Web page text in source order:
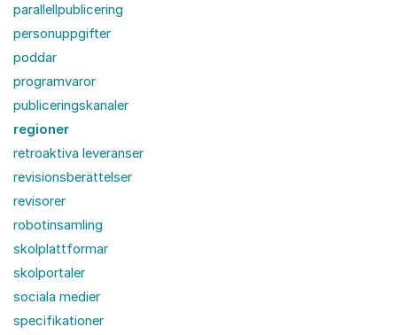
parallellpublicering
personuppgifter
poddar
programvaror
publiceringskanaler
regioner
retroaktiva leveranser
revisionsberättelser
revisorer
robotinsamling
skolplattformar
skolportaler
sociala medier
specifikationer